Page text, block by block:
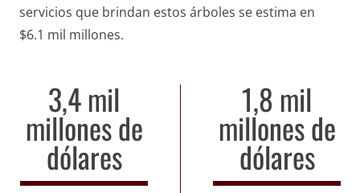
servicios que brindan estos árboles se estima en
$6.1 mil millones.
3,4 mil
millones de
dólares
1,8 mil
millones de
dólares